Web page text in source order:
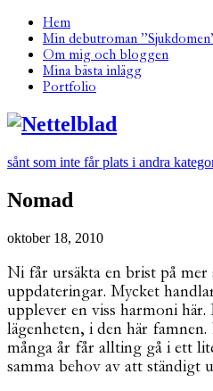
Hem
Min debutroman
Om mig och bloggen
Mina bästa inlägg
Portfolio
sånt som inte får plats i andra
Nomad
oktober 18, 2010
Ni får ursäkta en brist på mer
uppdateringar. Mycket
upplever en viss harmoni
lägenheten, i den här
många år får allting gå i ett
samma behov av att ständigt